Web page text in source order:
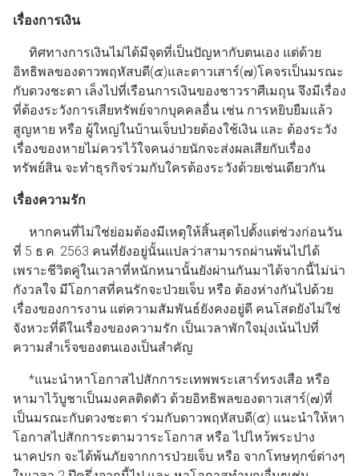
เรื่องการเงิน
ทิศทางการเงินไม่ได้มีจุดที่เป็นปัญหากับตนเอง แต่ด้วย
อิทธิพลของดาวพฤหัสบดี(๕)และดาวเสาร์(๗)โคจรเป็นมรณะ
กับดวงชะตา เล็งไปที่เรือนการเงินของชาวราศีเมถุน จึงมีเรื่อง
ที่ต้องระวังการเสียทรัพย์จากบุคคลอื่น เช่น การหยิบยืมแล้ว
สูญหาย หรือ ผู้ใหญ่ในบ้านเจ็บป่วยต้องใช้เงิน และ ต้องระวัง
เรื่องของหายไม่ควรไว้ใจคนง่ายนักจะส่งผลเสียกับเรื่อง
ทรัพย์สิน จะทำธุรกิจร่วมกับใครต้องระวังด้วยเช่นเดียวกัน
เรื่องความรัก
หากคนที่ไม่ใช่ย่อมต้องมีเหตุให้สิ้นสุดไปตั้งแต่ช่วงก่อนวัน
ที่ 5 ธ.ค. 2563 คนที่ยังอยู่นั้นแปลว่าสามารถผ่านพ้นไปได้
เพราะชีวิตคู่ในเวลาที่หนักหนานั้นยังผ่านกันมาได้จากนี้ไม่น่า
กังวลใจ มีโอกาสที่คนรักจะป่วยเจ็บ หรือ ต้องห่างกันไปด้วย
เรื่องของการงาน แต่ความสัมพันธ์ยังคงอยู่ดี คนโสดยังไม่ใช่
จังหวะที่ดีในเรื่องของความรัก เป็นเวลาพักใจมุ่งเน้นไปที่
ความสำเร็จของตนเองเป็นสำคัญ
*แนะนำหาโอกาสไปสักการะเทพพระเสาร์ทรงเสือ หรือ
หามาไว้บูชาเป็นมงคลติดตัว ด้วยอิทธิพลของดาวเสาร์(๗)ที่
เป็นมรณะกับดวงชะตา ร่วมกับดาวพฤหัสบดี(๕) แนะนำให้หา
โอกาสไปสักการะตามวาระโอกาส หรือ ไปไหว้พระปาง
นาคปรก จะได้พ้นภัยจากการป่วยเจ็บ หรือ จากโทษทุกข์ต่างๆ